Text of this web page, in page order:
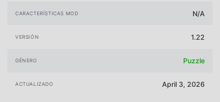
CARACTERÍSTICAS MOD N/A
VERSIÓN 1.22
GÉNERO Puzzle
ACTUALIZADO April 3, 2026